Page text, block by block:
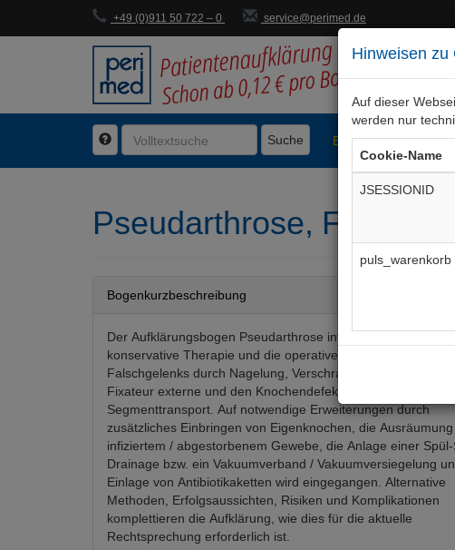
+49 (0)911 50 722 – 0 service@perimed.de
Suche BogenFachgebiete
Hinweisen
Auf dieser
werden nur
Cookie-Name
JSESSIONID
puls_warenkorb
Pseudarthrose,
Bogenkurzbeschreibung
Der Aufklärungsbogen Pseudarthrose informiert über die
konservative Therapie und die operative Behandlung eines
Falschgelenks durch Nagelung, Verschraubung / Verplattung,
Fixateur externe und den Knochendefektaufbau durch
Segmenttransport. Auf notwendige Erweiterungen durch
zusätzliches Einbringen von Eigenknochen, die
infiziertem / abgestorbenem Gewebe, die Anlage einer
Drainage bzw. ein Vakuumverband / Vakuumversiegelung
Einlage von Antibiotikaketten wird eingegangen. Alternative
Methoden, Erfolgsaussichten, Risiken und Komplikationen
komplettieren die Aufklärung, wie dies für die aktuelle
Rechtsprechung erforderlich ist.